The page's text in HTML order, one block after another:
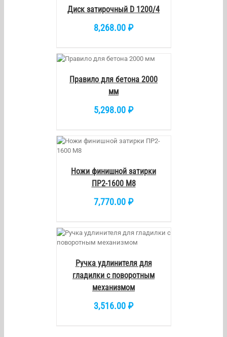
Диск затирочный D 1200/4
8,268.00 ₽
Правило для бетона 2000
мм
5,298.00 ₽
Ножи финишной затирки
ПР2-1600 М8
7,770.00 ₽
Ручка удлинителя для
гладилки с поворотным
механизмом
3,516.00 ₽